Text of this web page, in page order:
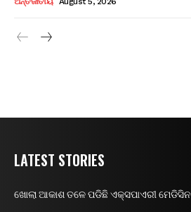
LATEST STORIES
ଖୋଲା ଆକାଶ ତଳେ ପଡିଛି ଏକ୍ସପାଏରୀ ମେଡିସିନ